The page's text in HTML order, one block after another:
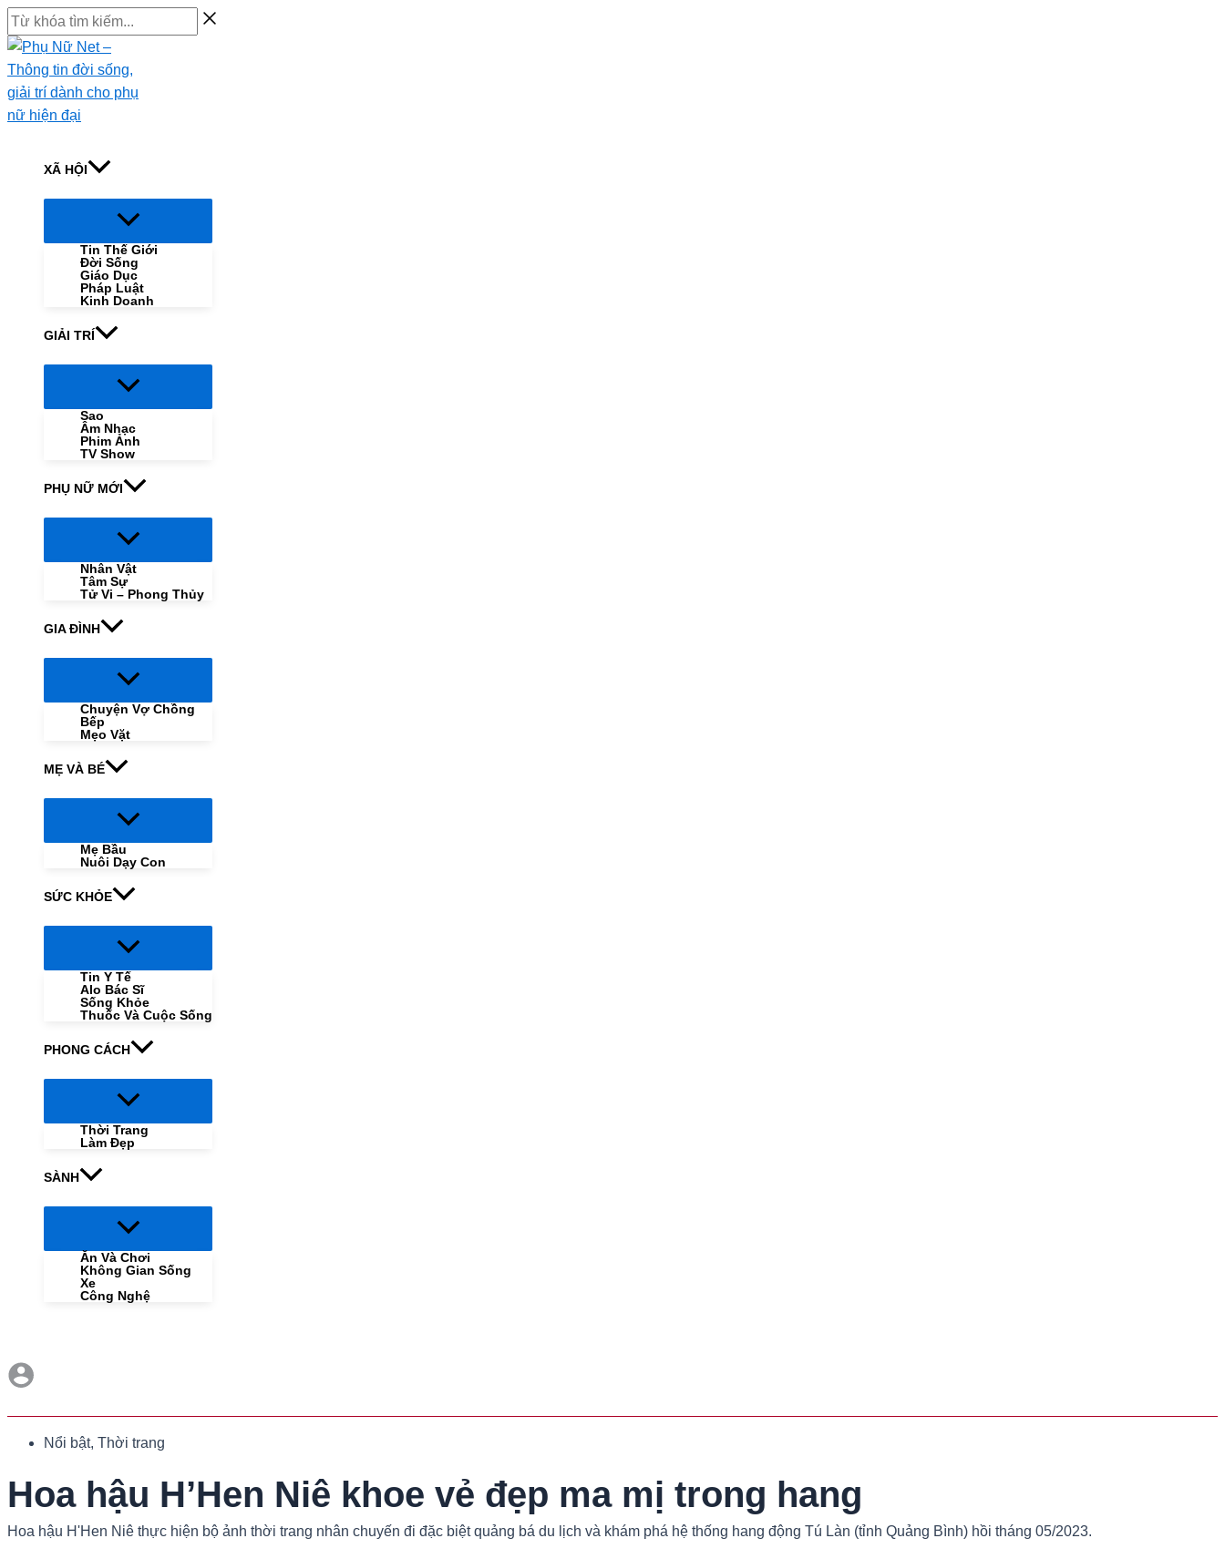
Skip
to
content
Từ
khóa
tìm
kiếm...
XÃ HỘI
Menu
Tin Thế Giới
Đời Sống
Giáo Dục
Pháp Luật
Kinh Doanh
GIẢI TRÍ
Menu
Sao
Âm Nhạc
Phim Ảnh
TV Show
PHỤ NỮ MỚI
Menu
Nhân Vật
Tâm Sự
Tử Vi – Phong Thủy
GIA ĐÌNH
Menu
Chuyện Vợ Chồng
Bếp
Mẹo Vặt
MẸ VÀ BÉ
Menu
Mẹ Bầu
Nuôi Dạy Con
SỨC KHỎE
Menu
Tin Y Tế
Alo Bác Sĩ
Sống Khỏe
Thuốc Và Cuộc Sống
PHONG CÁCH
Menu
Thời Trang
Làm Đẹp
SÀNH
Menu
Ăn Và Chơi
Không Gian Sống
Xe
Công Nghệ
Nổi bật, Thời trang
Hoa hậu H’Hen Niê khoe vẻ đẹp ma mị trong hang
Hoa hậu H'Hen Niê thực hiện bộ ảnh thời trang nhân chuyến đi đặc biệt quảng bá du lịch và khám phá hệ thống hang động Tú Làn (tỉnh Quảng Bình) hồi tháng 05/2023.